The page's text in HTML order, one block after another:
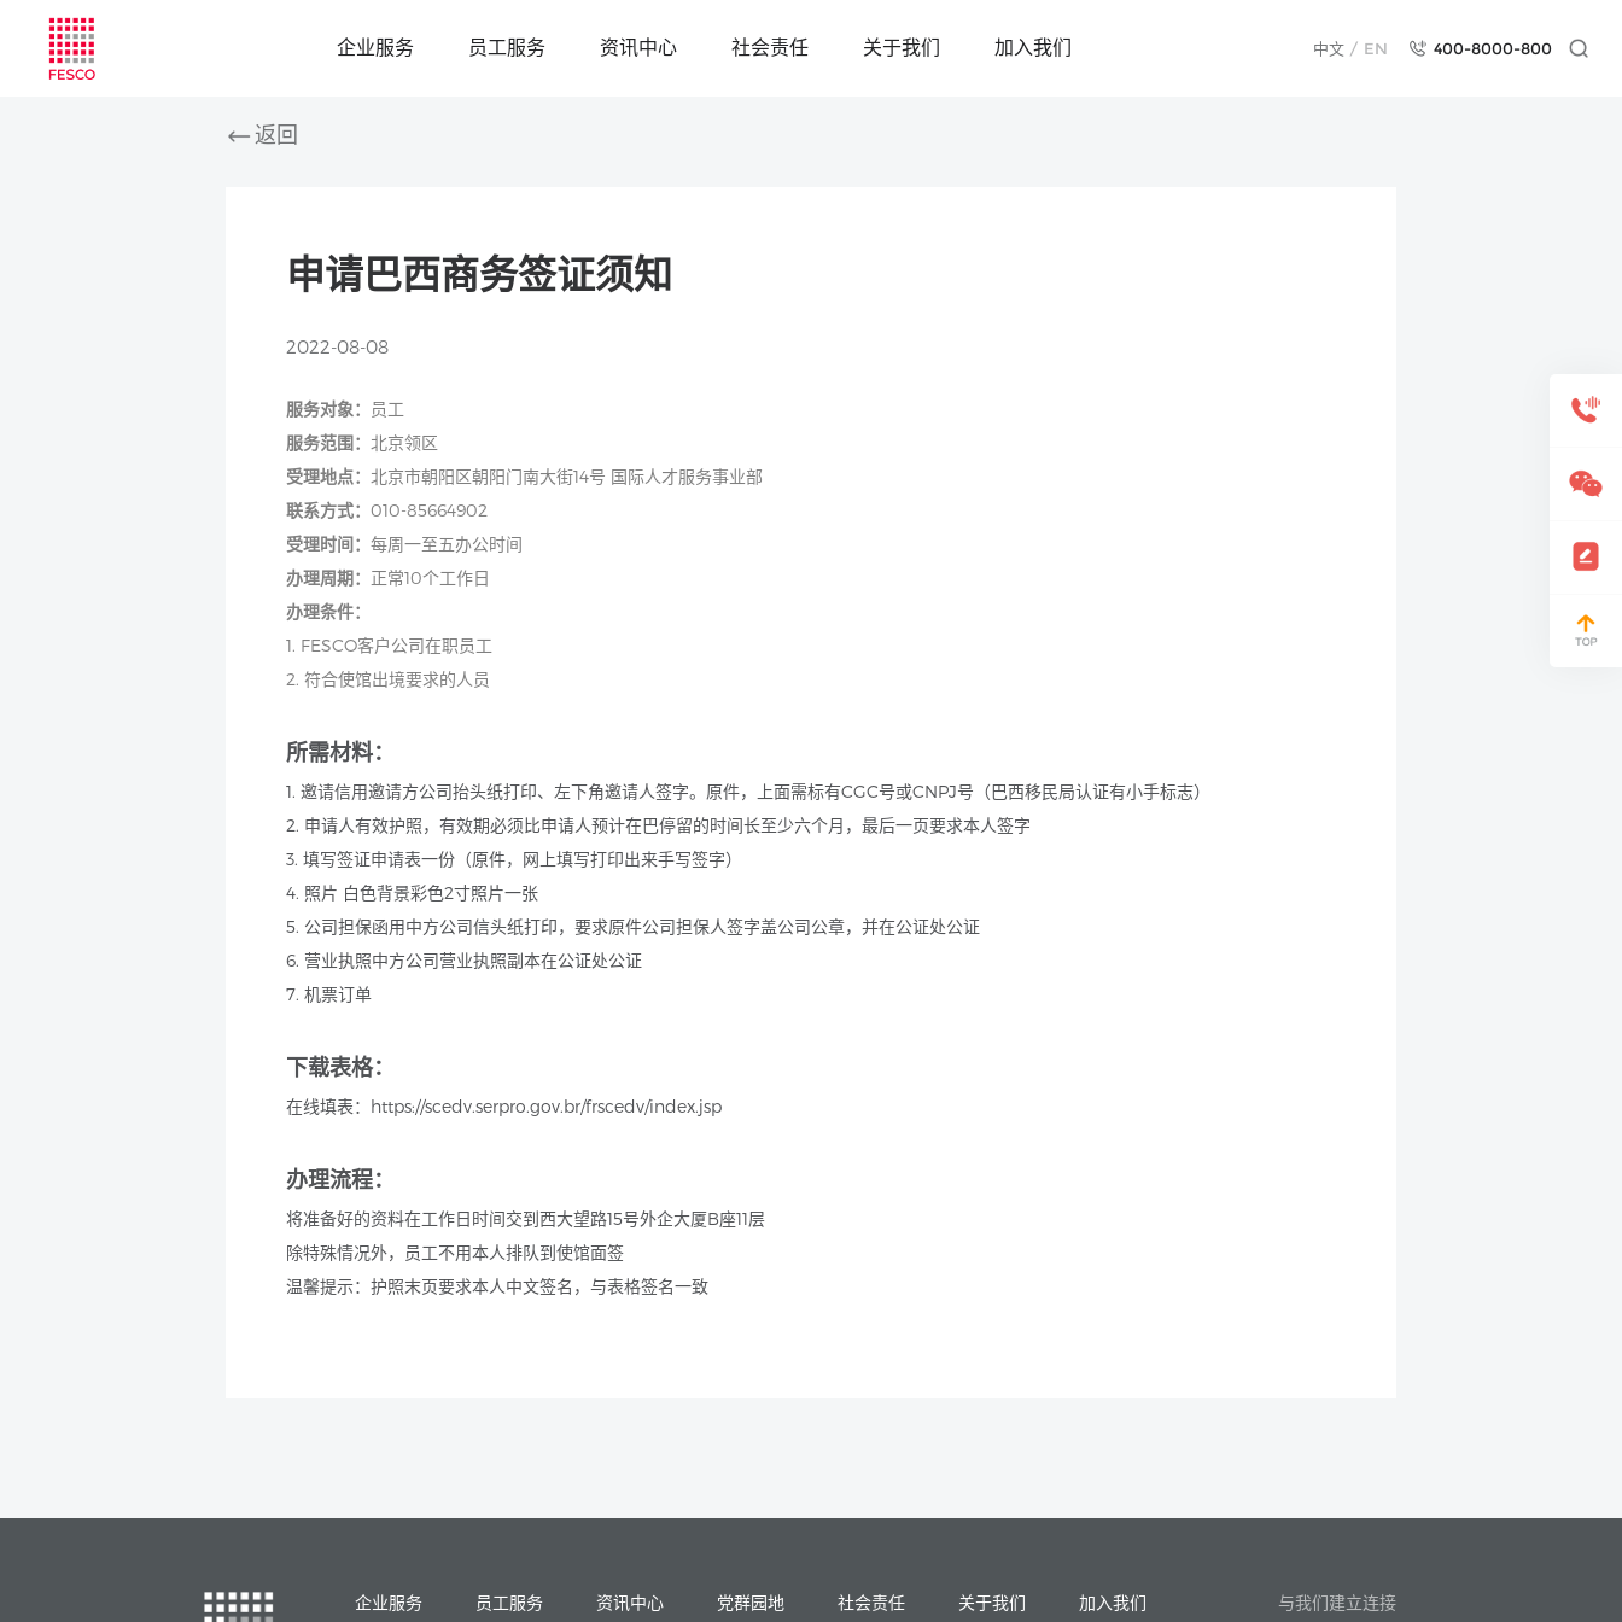
企业服务 员工服务 资讯中心 社会责任 关于我们 加入我们 中文 / EN 400-8000-800
返回
申请巴西商务签证须知
2022-08-08
服务对象： 员工
服务范围： 北京领区
受理地点： 北京市朝阳区朝阳门南大街14号 国际人才服务事业部
联系方式： 010-85664902
受理时间： 每周一至五办公时间
办理周期： 正常10个工作日
办理条件：
1. FESCO客户公司在职员工
2. 符合使馆出境要求的人员
所需材料：
1. 邀请信用邀请方公司抬头纸打印、左下角邀请人签字。原件，上面需标有CGC号或CNPJ号（巴西移民局认证有小手标志）
2. 申请人有效护照，有效期必须比申请人预计在巴停留的时间长至少六个月，最后一页要求本人签字
3. 填写签证申请表一份（原件，网上填写打印出来手写签字）
4. 照片 白色背景彩色2寸照片一张
5. 公司担保函用中方公司信头纸打印，要求原件公司担保人签字盖公司公章，并在公证处公证
6. 营业执照中方公司营业执照副本在公证处公证
7. 机票订单
下载表格：
在线填表：https://scedv.serpro.gov.br/frscedv/index.jsp
办理流程：
将准备好的资料在工作日时间交到西大望路15号外企大厦B座11层
除特殊情况外，员工不用本人排队到使馆面签
温馨提示：护照末页要求本人中文签名，与表格签名一致
企业服务 员工服务 资讯中心 党群园地 社会责任 关于我们 加入我们 与我们建立连接